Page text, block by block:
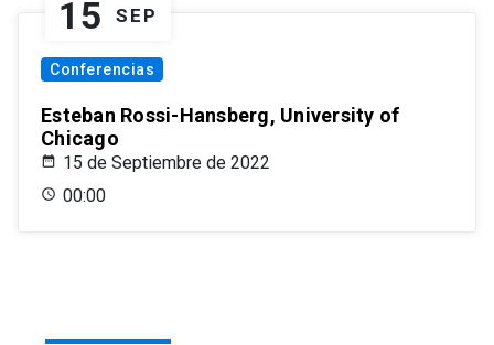
15 SEP
Conferencias
Esteban Rossi-Hansberg, University of
Chicago
15 de Septiembre de 2022
00:00